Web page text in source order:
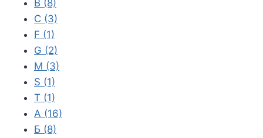
B (8)
C (3)
F (1)
G (2)
M (3)
S (1)
T (1)
А (16)
Б (8)